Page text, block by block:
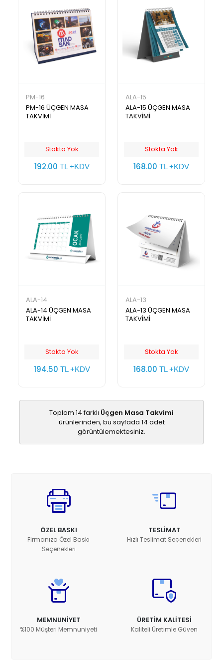
PM-16
PM-16 ÜÇGEN MASA
TAKVİMİ
Stokta Yok
192.00 TL +KDV
ALA-15
ALA-15 ÜÇGEN MASA
TAKVİMİ
Stokta Yok
168.00 TL +KDV
ALA-14
ALA-14 ÜÇGEN MASA
TAKVİMİ
Stokta Yok
194.50 TL +KDV
ALA-13
ALA-13 ÜÇGEN MASA
TAKVİMİ
Stokta Yok
168.00 TL +KDV
Toplam 14 farklı Üçgen Masa Takvimi
ürünlerinden, bu sayfada 14 adet
görüntülemektesiniz.
ÖZEL BASKI
Firmanıza Özel Baskı
Seçenekleri
TESLİMAT
Hızlı Teslimat Seçenekleri
MEMNUNİYET
%100 Müşteri Memnuniyeti
ÜRETİM KALİTESİ
Kaliteli Üretimle Güven